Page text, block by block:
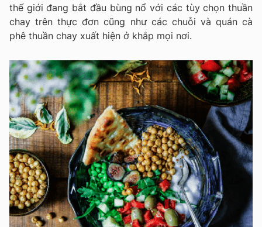
thế giới đang bắt đầu bùng nổ với các tùy chọn thuần
chay trên thực đơn cũng như các chuỗi và quán cà
phê thuần chay xuất hiện ở khắp mọi nơi.